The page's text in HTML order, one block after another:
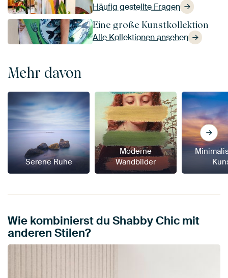
Häufig gestellte Fragen
Eine große Kunstkollektion
Alle Kollektionen ansehen
Mehr davon
Serene Ruhe
Moderne
Wandbilder
Wie kombinierst du Shabby Chic mit
anderen Stilen?